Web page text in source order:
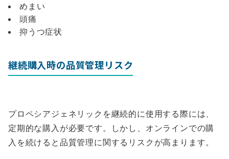
めまい
頭痛
抑うつ症状
継続購入時の品質管理リスク
プロペシアジェネリックを継続的に使用する際には、
定期的な購入が必要です。しかし、オンラインでの購
入を続けると品質管理に関するリスクが高まります。